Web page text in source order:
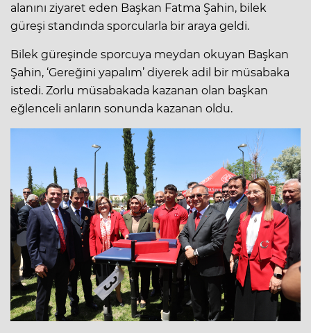
alanını ziyaret eden Başkan Fatma Şahin, bilek
güreşi standında sporcularla bir araya geldi.
Bilek güreşinde sporcuya meydan okuyan Başkan
Şahin, ‘Gereğini yapalım’ diyerek adil bir müsabaka
istedi. Zorlu müsabakada kazanan olan başkan
eğlenceli anların sonunda kazanan oldu.